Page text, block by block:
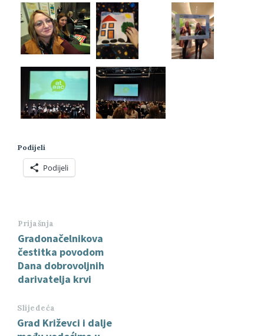
Podijeli
Podijeli
Prijašnja
Gradonačelnikova
čestitka povodom
Dana dobrovoljnih
darivatelja krvi
Slijedeća
Grad Križevci i dalje